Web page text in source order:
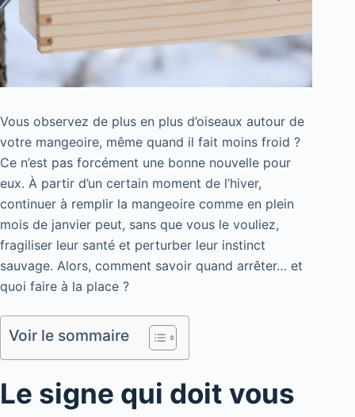
Vous observez de plus en plus d’oiseaux autour de
votre mangeoire, même quand il fait moins froid ?
Ce n’est pas forcément une bonne nouvelle pour
eux. À partir d’un certain moment de l’hiver,
continuer à remplir la mangeoire comme en plein
mois de janvier peut, sans que vous le vouliez,
fragiliser leur santé et perturber leur instinct
sauvage. Alors, comment savoir quand arrêter… et
quoi faire à la place ?
Voir le sommaire
Le signe qui doit vous